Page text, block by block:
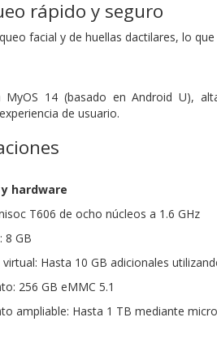
rápido y seguro
facial y de huellas dactilares, lo
MyOS 14 (basado en Android U),
de usuario.
hardware
T606 de ocho núcleos a 1.6 GHz
8 GB
Hasta 10 GB adicionales
256 GB eMMC 5.1
ampliable: Hasta 1 TB mediante